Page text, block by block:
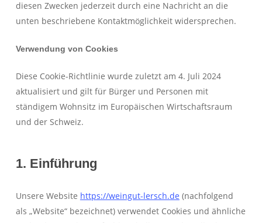
diesen Zwecken jederzeit durch eine Nachricht an die
unten beschriebene Kontaktmöglichkeit widersprechen.
Verwendung von Cookies
Diese Cookie-Richtlinie wurde zuletzt am 4. Juli 2024
aktualisiert und gilt für Bürger und Personen mit
ständigem Wohnsitz im Europäischen Wirtschaftsraum
und der Schweiz.
1. Einführung
Unsere Website https://weingut-lersch.de (nachfolgend
als „Website“ bezeichnet) verwendet Cookies und ähnliche